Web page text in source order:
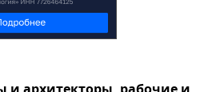
архитекторы, рабочие и